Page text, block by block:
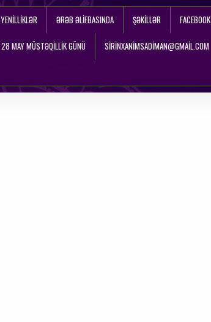
YENILLIKLƏR ƏRƏB ƏLIFBASINDA ŞƏKILLƏR FACEBOOK
28 MAY MÜSTƏQİLLİK GÜNÜ SIRINXANIMSADIMAN@GMAIL.COM